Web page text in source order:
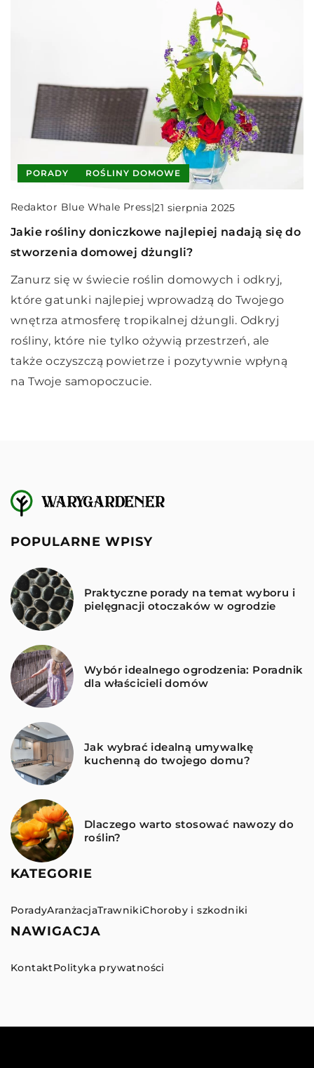
INNE
Jadwiga Wiśniewska| 25 sierpnia 2023
Jak efektywnie wykorzystać żel do dezynfekcji
rąk w codziennej higienie?
Odkryj, jak żel do dezynfekcji rąk może stać się
Twoim kluczowym narzędziem do utrzymania
czystości i zdrowia. Dowiedz się, jak skutecznie
zintegrować go z codziennymi nawykami
higienicznymi.
INNE
Redaktor Blue Whale Press|7 września 2025
Jak wybrać idealną kołdrę na każdą porę roku?
Odkryj, jak dopasować kołdrę do każdej pory roku,
by zapewnić komfortowy sen bez względu na
temperaturę. Zobacz, na co zwrócić uwagę przy
wyborze odpowiedniego produktu, by cieszyć się
ciepłem zimą i świeżością latem.
PORADY ROŚLINY DOMOWE
Redaktor Blue Whale Press|21 sierpnia 2025
Jakie rośliny doniczkowe najlepiej nadają się do
stworzenia domowej dżungli?
Zanurz się w świecie roślin domowych i odkryj,
które gatunki najlepiej wprowadzą do Twojego
wnętrza atmosferę tropikalnej dżungli. Odkryj
rośliny, które nie tylko ożywią przestrzeń, ale
także oczyszczą powietrze i pozytywnie wpłyną
na Twoje samopoczucie.
POPULARNE WPISY
Praktyczne porady na temat wyboru i
pielęgnacji otoczaków w ogrodzie
Wybór idealnego ogrodzenia: Poradnik
dla właścicieli domów
Jak wybrać idealną umywalkę
kuchenną do twojego domu?
Dlaczego warto stosować nawozy do
roślin?
KATEGORIE
PoradyAranżacjaTrawnikiChoroby i szkodniki
NAWIGACJA
KontaktPolityka prywatności